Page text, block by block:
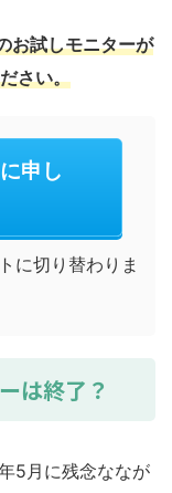
お試しモニターが
さい。
申し
に切り替わりま
は終了？
5月に残念ななが